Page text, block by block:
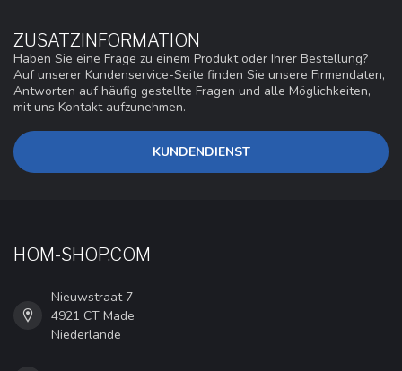
ZUSATZINFORMATION
Haben Sie eine Frage zu einem Produkt oder Ihrer Bestellung?
Auf unserer Kundenservice-Seite finden Sie unsere Firmendaten,
Antworten auf häufig gestellte Fragen und alle Möglichkeiten,
mit uns Kontakt aufzunehmen.
KUNDENDIENST
HOM-SHOP.COM
Nieuwstraat 7
4921 CT Made
Niederlande